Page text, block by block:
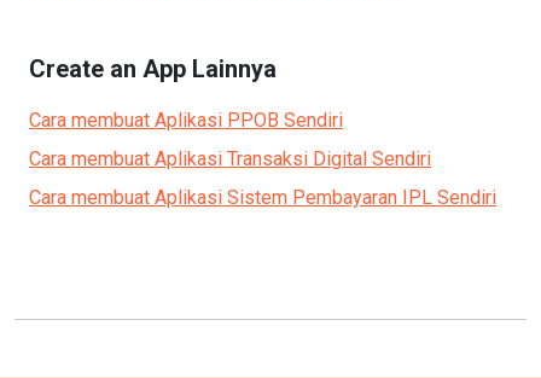
Create an App Lainnya
Cara membuat Aplikasi PPOB Sendiri
Cara membuat Aplikasi Transaksi Digital Sendiri
Cara membuat Aplikasi Sistem Pembayaran IPL Sendiri